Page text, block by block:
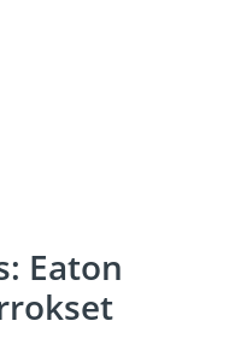
Eaton